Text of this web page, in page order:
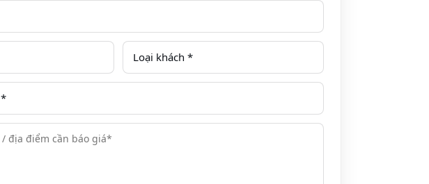
xe Thiên Trường đi Vĩnh Yên (Vĩnh Phúc) từ Hà Nội
họ tên, , địa chỉ cư trú khi đặt vé
trang khi lên xe
quầy vé/bến xe trước 30 phút để làm thủ tục lên xe